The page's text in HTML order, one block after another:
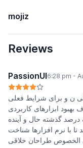
mojiz
Reviews
PassionUI6:28 pm -
ن و برای شرایط فعلی
بهبود ابزارهای کاربردی
گذشته حال و آینده
با نرم افزارها شناخت
الخصوص طراحان خلاقی